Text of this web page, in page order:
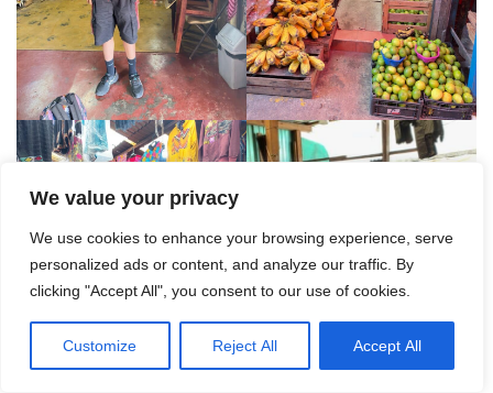
We value your privacy
We use cookies to enhance your browsing experience, serve
personalized ads or content, and analyze our traffic. By
clicking "Accept All", you consent to our use of cookies.
Customize Reject All Accept All